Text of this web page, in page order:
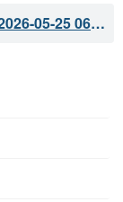
2026-05-25 06:04:33